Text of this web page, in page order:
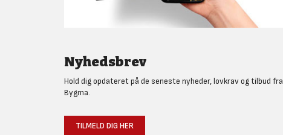
Nyhedsbrev
Hold dig opdateret på de seneste nyheder, lovkrav og tilbud fra
Bygma.
TILMELD DIG HER